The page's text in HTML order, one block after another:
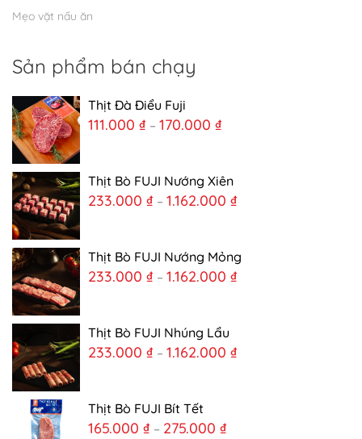
Mẹo vặt nấu ăn
Sản phẩm bán chạy
Thịt Đà Điểu Fuji
111.000 ₫ – 170.000 ₫
Thịt Bò FUJI Nướng Xiên
233.000 ₫ – 1.162.000 ₫
Thịt Bò FUJI Nướng Mỏng
233.000 ₫ – 1.162.000 ₫
Thịt Bò FUJI Nhúng Lẩu
233.000 ₫ – 1.162.000 ₫
Thịt Bò FUJI Bít Tết
165.000 ₫ – 275.000 ₫